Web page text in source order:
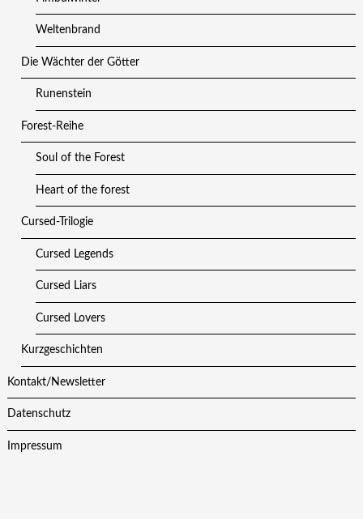
Weltenbrand
Die Wächter der Götter
Runenstein
Forest-Reihe
Soul of the Forest
Heart of the forest
Cursed-Trilogie
Cursed Legends
Cursed Liars
Cursed Lovers
Kurzgeschichten
Kontakt/Newsletter
Datenschutz
Impressum